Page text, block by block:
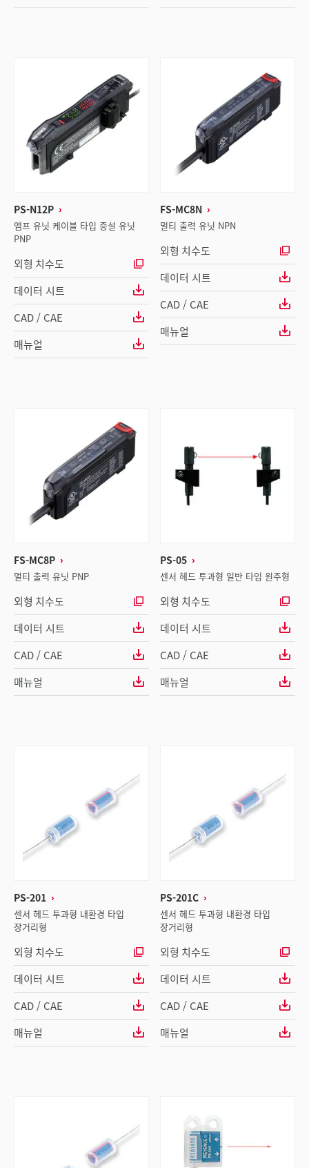
PS-N12P
앰프 유닛 케이블 타입 증설 유닛
PNP
외형 치수도
데이터 시트
CAD / CAE
매뉴얼
FS-MC8N
멀티 출력 유닛 NPN
외형 치수도
데이터 시트
CAD / CAE
매뉴얼
FS-MC8P
멀티 출력 유닛 PNP
외형 치수도
데이터 시트
CAD / CAE
매뉴얼
PS-05
센서 헤드 투과형 일반 타입 원주형
외형 치수도
데이터 시트
CAD / CAE
매뉴얼
PS-201
센서 헤드 투과형 내환경 타입
장거리형
외형 치수도
데이터 시트
CAD / CAE
매뉴얼
PS-201C
센서 헤드 투과형 내환경 타입
장거리형
외형 치수도
데이터 시트
CAD / CAE
매뉴얼